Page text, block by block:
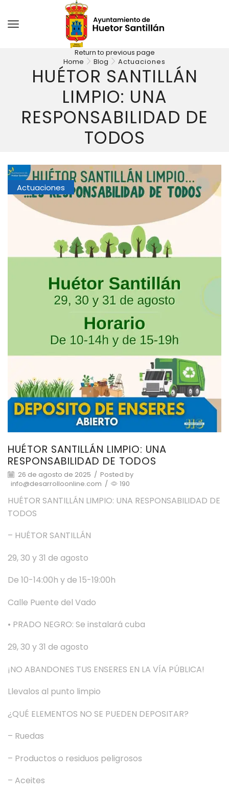
Return to previous page
Home
Blog Actuaciones
HUÉTOR SANTILLÁN
LIMPIO: UNA
RESPONSABILIDAD DE
TODOS
Actuaciones
HUÉTOR SANTILLÁN LIMPIO: UNA
RESPONSABILIDAD DE TODOS
26 de agosto de 2025 / Posted by
info@desarrolloonline.com / 190
HUÉTOR SANTILLÁN LIMPIO: UNA RESPONSABILIDAD DE
TODOS
– HUÉTOR SANTILLÁN
29, 30 y 31 de agosto
De 10-14:00h y de 15-19:00h
Calle Puente del Vado
• PRADO NEGRO: Se instalará cuba
29, 30 y 31 de agosto
¡NO ABANDONES TUS ENSERES EN LA VÍA PÚBLICA!
Llevalos al punto limpio
¿QUÉ ELEMENTOS NO SE PUEDEN DEPOSITAR?
– Ruedas
– Productos o residuos peligrosos
– Aceites